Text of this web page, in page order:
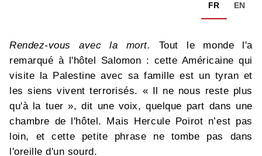
FR EN
Rendez-vous avec la mort.
Tout le monde l'a
remarqué à l'hôtel Salomon : cette Américaine qui
visite la Palestine avec sa famille est un tyran et
les siens vivent terrorisés. « Il ne nous reste plus
qu'à la tuer », dit une voix, quelque part dans une
chambre de l'hôtel. Mais Hercule Poirot n’est pas
loin, et cette petite phrase ne tombe pas dans
l'oreille d'un sourd.